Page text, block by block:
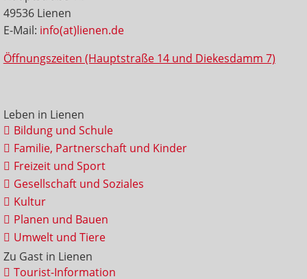
49536 Lienen
E-Mail: info(at)lienen.de
Öffnungszeiten (Hauptstraße 14 und Diekesdamm 7)
Leben in Lienen
Bildung und Schule
Familie, Partnerschaft und Kinder
Freizeit und Sport
Gesellschaft und Soziales
Kultur
Planen und Bauen
Umwelt und Tiere
Zu Gast in Lienen
Tourist-Information